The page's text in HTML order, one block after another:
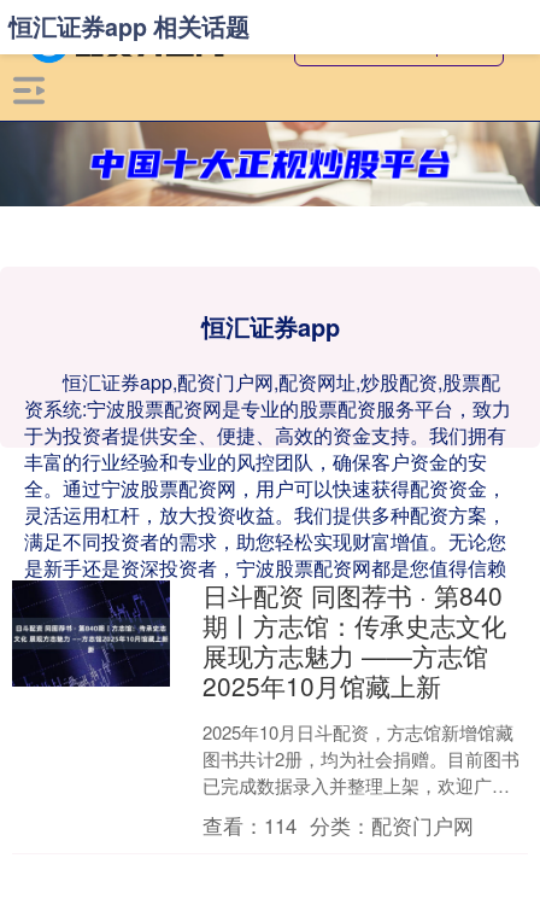
恒汇证券app
恒汇证券app,配资门户网,配资网址,炒股配资,股票配
资系统:宁波股票配资网是专业的股票配资服务平台，致力
于为投资者提供安全、便捷、高效的资金支持。我们拥有
丰富的行业经验和专业的风控团队，确保客户资金的安
全。通过宁波股票配资网，用户可以快速获得配资资金，
灵活运用杠杆，放大投资收益。我们提供多种配资方案，
满足不同投资者的需求，助您轻松实现财富增值。无论您
是新手还是资深投资者，宁波股票配资网都是您值得信赖
的合作伙伴。
恒汇证券app 相关话题
日斗配资 同图荐书 · 第840
期丨方志馆：传承史志文化
展现方志魅力 ——方志馆
2025年10月馆藏上新
2025年10月日斗配资，方志馆新增馆藏
图书共计2册，均为社会捐赠。目前图书
已完成数据录入并整理上架，欢迎广大
读者前来研读。 一、《赵氏家谱》 此谱
由赵忠东先生....
查看： 114 分类：配资门户网